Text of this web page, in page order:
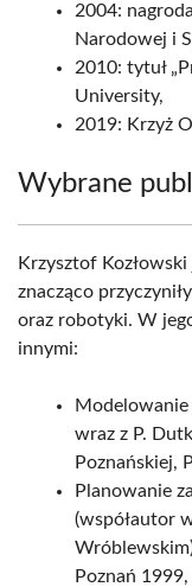
2004:
Narodowej i
2010: tytuł
University,
2019: Krzyż
Wybrane
Krzysztof
znacząco
oraz robotyki. W
innymi:
wraz z P.
Poznańskiej,
Planowanie
(współautor
Poznań